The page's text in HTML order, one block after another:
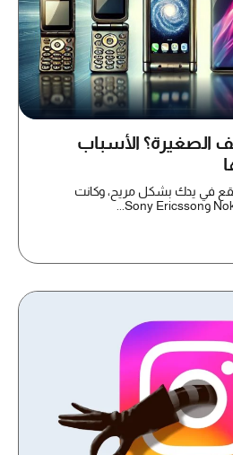
الصغيرة؟ الأسباب
في يدك بشكل مريح، وكانت